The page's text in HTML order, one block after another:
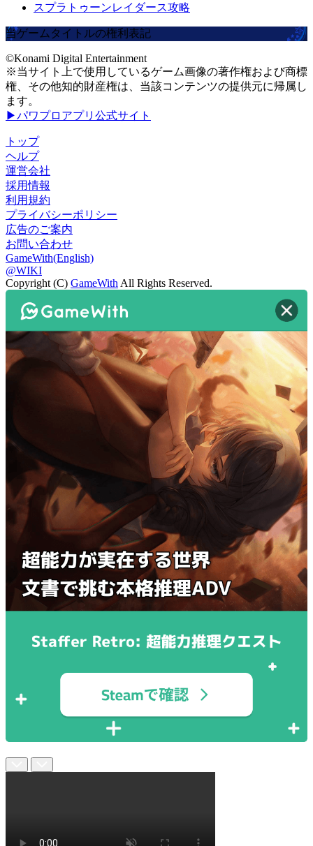
スプラトゥーンレイダース攻略
当ゲームタイトルの権利表記
©Konami Digital Entertainment
※当サイト上で使用しているゲーム画像の著作権および商標
権、その他知的財産権は、当該コンテンツの提供元に帰属し
ます。
▶パワプロアプリ公式サイト
トップ
ヘルプ
運営会社
採用情報
利用規約
プライバシーポリシー
広告のご案内
お問い合わせ
GameWith(English)
@WIKI
Copyright (C) GameWith All Rights Reserved.